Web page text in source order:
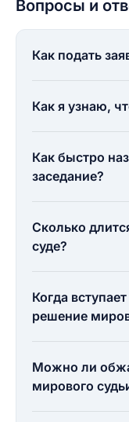
Вопросы и
Как подать
Как я узнаю,
Как быстро
заседание?
Сколько
суде?
Когда
решение
Можно ли
мирового